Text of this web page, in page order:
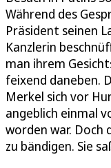
Während des
Präsident seinen
Kanzlerin
man ihrem
feixend daneben.
Merkel sich vor
angeblich einmal
worden war. Doch
zu bändigen. Sie